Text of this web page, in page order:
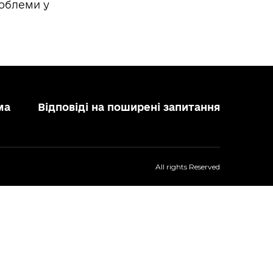
у
Відповіді на поширені запитання
All rights Reserved